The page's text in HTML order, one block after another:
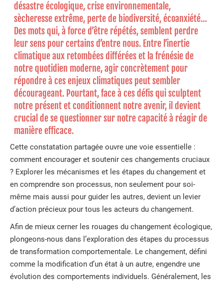
désastre écologique, crise environnementale,
sècheresse extrême, perte de biodiversité, écoanxiété…
Des mots qui, à force d’être répétés, semblent perdre
leur sens pour certains d’entre nous. Entre l’inertie
climatique aux retombées différées et la frénésie de
notre quotidien moderne, agir concrètement pour
répondre à ces enjeux climatiques peut sembler
décourageant. Pourtant, face à ces défis qui sculptent
notre présent et conditionnent notre avenir, il devient
crucial de se questionner sur notre capacité à réagir de
manière efficace.
Cette constatation partagée ouvre une voie essentielle :
comment encourager et soutenir ces changements cruciaux
? Explorer les mécanismes et les étapes du changement et
en comprendre son processus, non seulement pour soi-
même mais aussi pour guider les autres, devient un levier
d’action précieux pour tous les acteurs du changement.
Afin de mieux cerner les rouages du changement écologique,
plongeons-nous dans l’exploration des étapes du processus
de transformation comportementale. Le changement, défini
comme la modification d’un état à un autre, engendre une
évolution des comportements individuels. Généralement, les